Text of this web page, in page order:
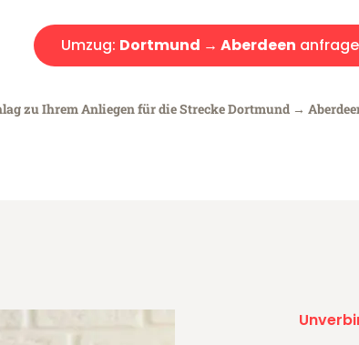
Umzug: Dortmund → Aberdeen
zu Ihrem Anliegen für die Strecke Dortmund →